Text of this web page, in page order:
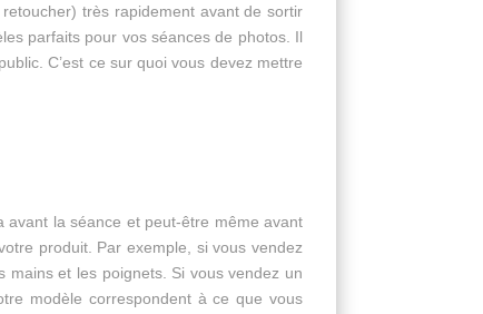
très rapidement avant de sortir
parfaits pour vos séances de photos. Il
C’est ce sur quoi vous devez mettre
la séance et peut-être même avant
produit. Par exemple, si vous vendez
et les poignets. Si vous vendez un
modèle correspondent à ce que vous